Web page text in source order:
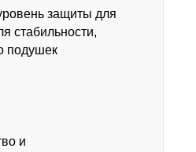
защиты для
стабильности,
подушек
и